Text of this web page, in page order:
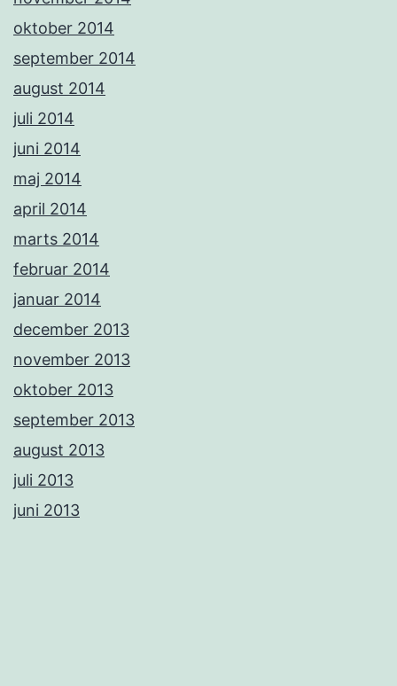
oktober 2014
september 2014
august 2014
juli 2014
juni 2014
maj 2014
april 2014
marts 2014
februar 2014
januar 2014
december 2013
november 2013
oktober 2013
september 2013
august 2013
juli 2013
juni 2013